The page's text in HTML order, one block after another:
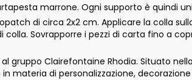
marrone. Ogni supporto è quindi
di circa 2x2 cm. Applicare la colla
Sovrapporre i pezzi di carta fino a
gruppo Clairefontaine Rhodia. Situato
materia di personalizzazione,